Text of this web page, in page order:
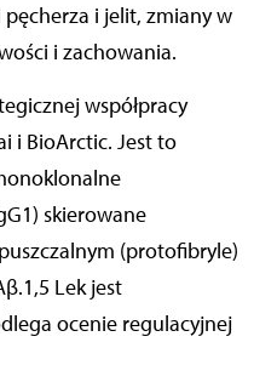
i jelit, zmiany w
i zachowania.
współpracy
i BioArctic. Jest to
skierowane
(protofibryle)
Lek jest
ocenie regulacyjnej